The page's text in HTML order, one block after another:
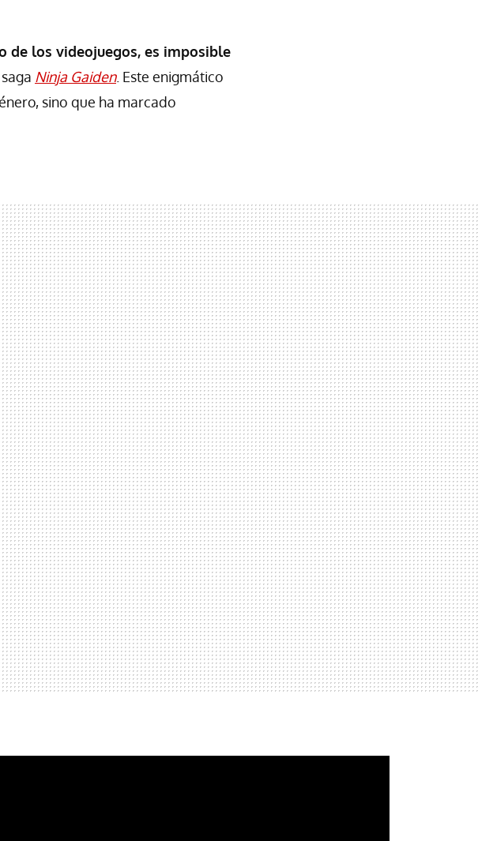
de los videojuegos, es imposible
Ninja Gaiden. Este enigmático
sino que ha marcado